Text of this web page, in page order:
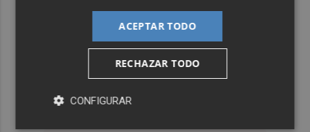
ACEPTAR TODO
RECHAZAR TODO
CONFIGURAR